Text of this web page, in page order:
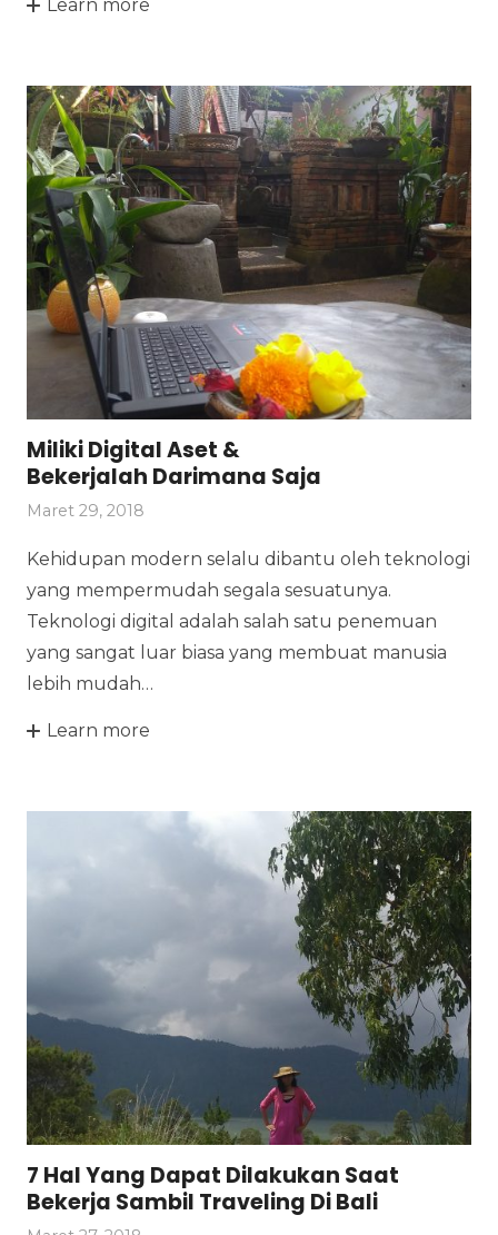
Learn more
Miliki Digital Aset &
Bekerjalah Darimana Saja
Maret 29, 2018
Kehidupan modern selalu dibantu oleh teknologi
yang mempermudah segala sesuatunya.
Teknologi digital adalah salah satu penemuan
yang sangat luar biasa yang membuat manusia
lebih mudah…
Learn more
7 Hal Yang Dapat Dilakukan Saat
Bekerja Sambil Traveling Di Bali